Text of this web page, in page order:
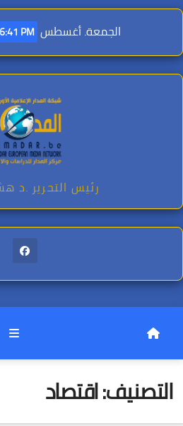
Skip
content
الجمعة. أغسطس 7th, 2026 PM
رئيس التحرير .د
التصنيف:اقتصاد